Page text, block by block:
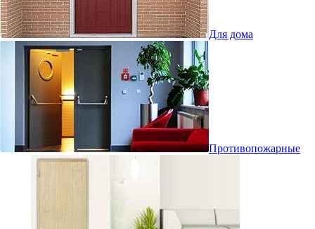
Для дома
Противопожарные